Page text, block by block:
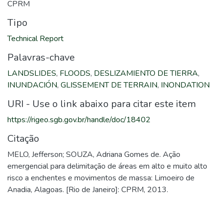
CPRM
Tipo
Technical Report
Palavras-chave
LANDSLIDES, FLOODS, DESLIZAMIENTO DE TIERRA,
INUNDACIÓN, GLISSEMENT DE TERRAIN, INONDATION
URI - Use o link abaixo para citar este item
https://rigeo.sgb.gov.br/handle/doc/18402
Citação
MELO, Jefferson; SOUZA, Adriana Gomes de. Ação
emergencial para delimitação de áreas em alto e muito alto
risco a enchentes e movimentos de massa: Limoeiro de
Anadia, Alagoas. [Rio de Janeiro]: CPRM, 2013.